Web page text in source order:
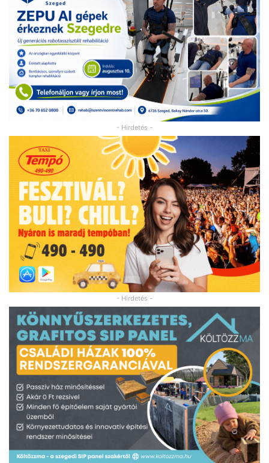
- Hirdetés -
- Hirdetés -